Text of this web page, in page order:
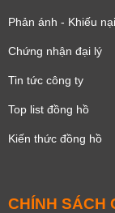
Phản ánh - Khiếu nại
Chứng nhận đại lý
Tin tức công ty
Top list đồng hồ
Kiến thức đồng hồ
CHÍNH SÁCH